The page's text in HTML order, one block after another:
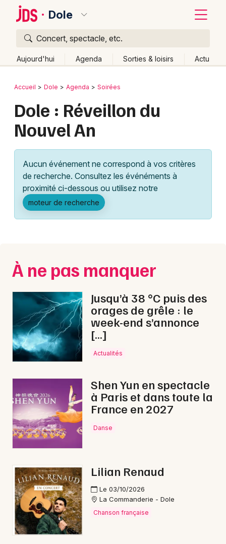
Dole
Concert, spectacle, etc.
Aujourd'hui Agenda Sorties & loisirs Actu
Publier un événement
Grands événements
Activité & Expérience
Manifestations
Foires & salons
Concerts
Sports
Soirées
Sorties famille
Sorties & loisirs
Nouvel An dans le Jura
Nouvel An en Franche-Comté
Nouvel An en Bourgogne-Franche-Comté
Newsletter des sorties
Bordeaux
Colmar
Lille
Lyon
Marseille
Mulhouse
Nice
Paris
Strasbourg
Toulouse
Toutes les villes
Retour
Accueil Dole Agenda Soirées
Dole : Réveillon du
Nouvel An
Aucun événement ne correspond à vos critères
de recherche. Consultez les événéments à
proximité ci-dessous ou utilisez notre
moteur de recherche
À ne pas manquer
Jusqu’à 38 °C puis des
orages de grêle : le
week-end s’annonce
[…]
Actualités
Shen Yun en spectacle
à Paris et dans toute la
France en 2027
Danse
Lilian Renaud
Le 03/10/2026
La Commanderie - Dole
Chanson française
Quoi ?
Où ?
Près de moi
Changer de lieu
Quand ?
Aujourd'hui
Demain Ce week-end Autre